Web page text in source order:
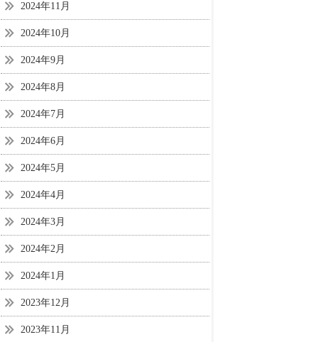
2024年11月
2024年10月
2024年9月
2024年8月
2024年7月
2024年6月
2024年5月
2024年4月
2024年3月
2024年2月
2024年1月
2023年12月
2023年11月